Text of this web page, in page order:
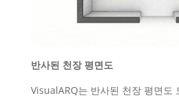
반사된 천장 평면도
VisualARQ는 반사된 천장 평면도